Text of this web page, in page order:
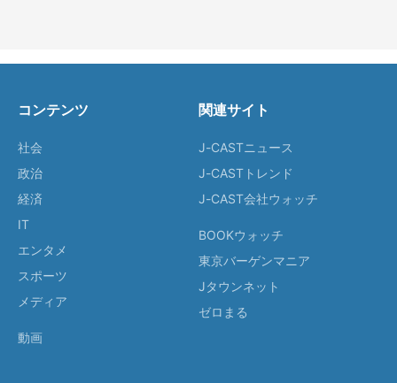
コンテンツ
社会
政治
経済
IT
エンタメ
スポーツ
メディア
動画
関連サイト
J-CASTニュース
J-CASTトレンド
J-CAST会社ウォッチ
BOOKウォッチ
東京バーゲンマニア
Jタウンネット
ゼロまる